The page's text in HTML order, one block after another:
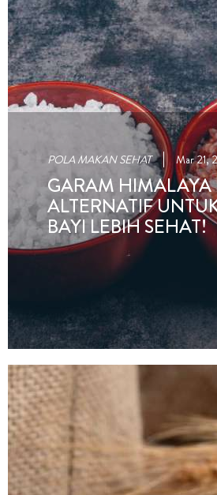
POLA MAKAN SEHAT Mar 21,
GARAM HIMALAYA
ALTERNATIF
BAYI LEBIH SEHAT!